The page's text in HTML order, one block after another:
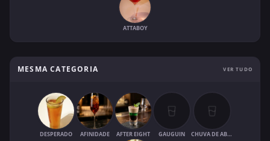
ATTABOY
MESMA CATEGORIA VER TUDO
DESPERADO AFINIDADE AFTER EIGHT GAUGUIN CHUVA DE ABRIL